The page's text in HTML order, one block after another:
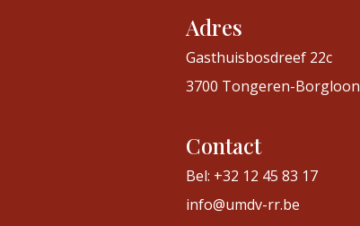
Adres
Gasthuisbosdreef 22c
3700 Tongeren-Borgloon
Contact
Bel: +32 12 45 83 17
info@umdv-rr.be